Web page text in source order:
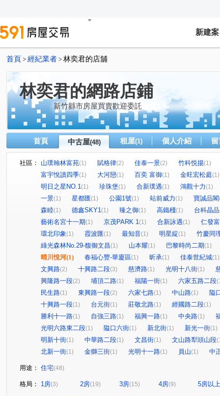
新建案
首頁 > 經紀業者 > 林奕君的店舖
林奕君的網路店鋪
新竹縣市房屋買賣歡迎委託
首頁 中古屋(48) 租屋(1) 個人介紹
社區： 山璞翰林富苑(1) 賦格律(2) 佳泰一景(2) 竹科悦揚(1)
富宇悅讀四季(1) 大河戀(1) 百奕 富御(1) 金旺宏松庭(1)
明日之星NO.1(1) 珍珠堡(1) 合新璞遇(1) 鴻觀十力(1)
一景(1) 星都匯(1) 公園1號(1) 站前威力(1) 寶誠品閣
森睦(1) 德鑫SKY1(1) 臻之御(1) 高鐵棧(1) 台科晶品
藝術名宮十一期(1) 京茂PARK 1(1) 合新詠遇(1)
仁發
環北印象(1) 霞波匯(1) 最知音(1) 明星綻(1)
竹慶同
綠光森林No.29-馥御文昌(1) 山本耀(1) 巴黎時尚二期(1)
晴川悅河(1) 春福心豐-華廈區(1) 昕承(1) 佳泰世紀城(1)
文興路(2) 十興路二段(3) 慈濟路(1) 光明十八街(1)
興隆路一段(2) 埔頂二路(1) 福陽一街(1) 六家五路二段
民生路(1) 東興路一段(2) 六家七路(1) 中山路(1)
隘
十興路一段(1) 台元街(1) 莊敬北路(1) 經國路二段(1)
勝利十一路(1) 自強三路(1) 福興一路(1) 中央路(1)
光明六路東二段(1) 隘口六街(1) 新北街(1) 新光一街(1)
明新十街(1) 中華路二段(1) 文昌街(1) 文山路犁頭山段
北新一街(1) 金獅三街(1) 光明十一路(1) 員山(1) 中
用途： 住宅(48)
格局： 1房(3) 2房(19) 3房(15) 4房(9) 5房以上